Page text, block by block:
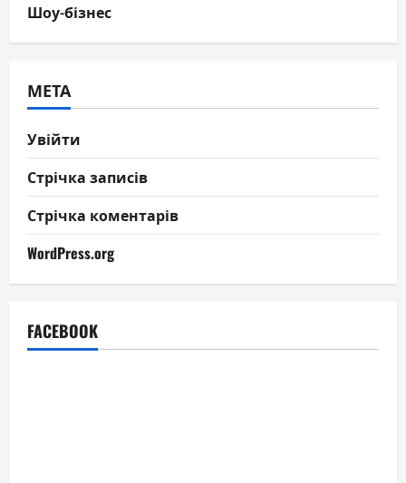
Шоу-бізнес
МЕТА
Увійти
Стрічка записів
Стрічка коментарів
WordPress.org
FACEBOOK